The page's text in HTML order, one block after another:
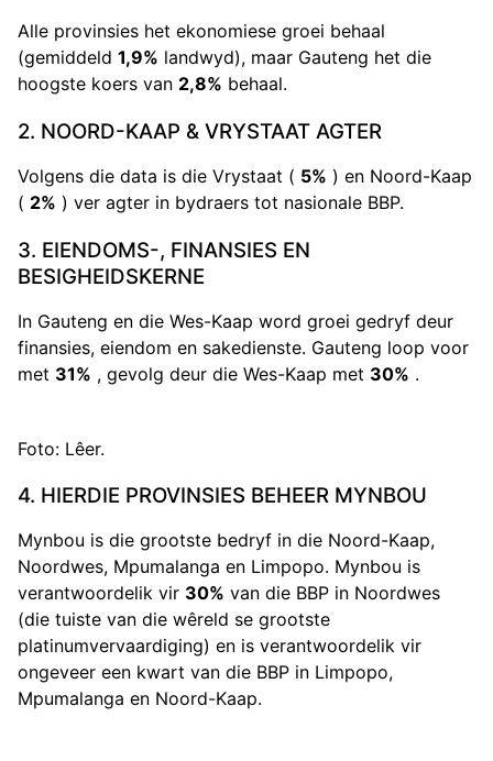
Alle provinsies het ekonomiese groei behaal
(gemiddeld 1,9% landwyd), maar Gauteng het die
hoogste koers van 2,8% behaal.
2. NOORD-KAAP & VRYSTAAT AGTER
Volgens die data is die Vrystaat ( 5% ) en Noord-Kaap
( 2% ) ver agter in bydraers tot nasionale BBP.
3. EIENDOMS-, FINANSIES EN
BESIGHEIDSKERNE
In Gauteng en die Wes-Kaap word groei gedryf deur
finansies, eiendom en sakedienste. Gauteng loop voor
met 31% , gevolg deur die Wes-Kaap met 30% .
Foto: Lêer.
4. HIERDIE PROVINSIES BEHEER MYNBOU
Mynbou is die grootste bedryf in die Noord-Kaap,
Noordwes, Mpumalanga en Limpopo. Mynbou is
verantwoordelik vir 30% van die BBP in Noordwes
(die tuiste van die wêreld se grootste
platinumvervaardiging) en is verantwoordelik vir
ongeveer een kwart van die BBP in Limpopo,
Mpumalanga en Noord-Kaap.